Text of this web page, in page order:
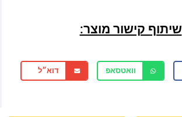
שיתוף קישור מוצר:
וואטסאפ דוא״ל